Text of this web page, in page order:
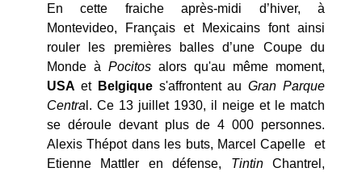
En cette fraiche après-midi d’hiver, à
Montevideo, Français et Mexicains font ainsi
rouler les premières balles d’une Coupe du
Monde à Pocitos alors qu'au même moment,
USA et Belgiques'affrontent auGran Parque
Centra l. Ce 13 juillet 1930, il neige et le match
se déroule devant plus de 4 000 personnes.
Alexis Thépot dans les buts, Marcel Capelle et
Etienne Mattler en défense, TintinChantrel,